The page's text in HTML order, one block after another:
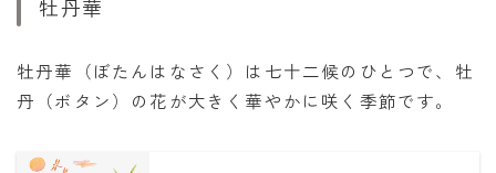
牡丹華
牡丹華（ぼたんはなさく）は七十二候のひとつで、牡
丹（ボタン）の花が大きく華やかに咲く季節です。